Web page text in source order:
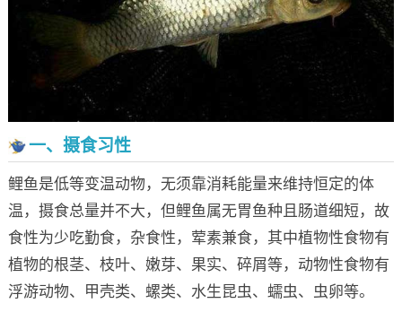
一、摄食习性
鲤鱼是低等变温动物，无须靠消耗能量来维持恒定的体
温，摄食总量并不大，但鲤鱼属无胃鱼种且肠道细短，故
食性为少吃勤食，杂食性，荤素兼食，其中植物性食物有
植物的根茎、枝叶、嫩芽、果实、碎屑等，动物性食物有
浮游动物、甲壳类、螺类、水生昆虫、蠕虫、虫卵等。